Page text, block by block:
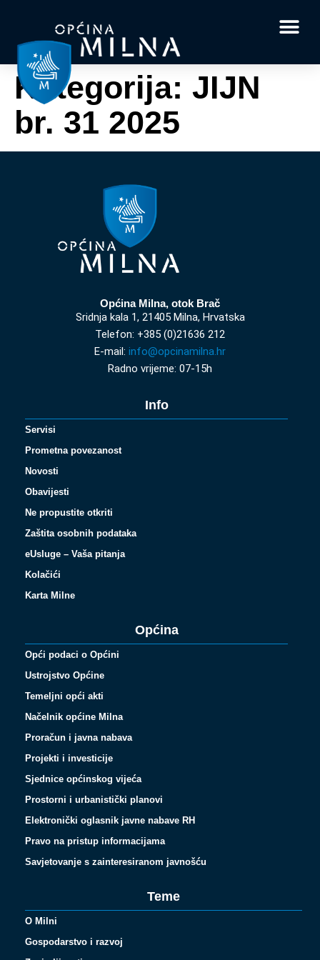
Kategorija: JIJN
br. 31 2025
Općina Milna, otok Brač
Sridnja kala 1, 21405 Milna, Hrvatska
Telefon: +385 (0)21636 212
E-mail: info@opcinamilna.hr
Radno vrijeme: 07-15h
Info
Servisi
Prometna povezanost
Novosti
Obavijesti
Ne propustite otkriti
Zaštita osobnih podataka
eUsluge – Vaša pitanja
Kolačići
Karta Milne
Općina
Opći podaci o Općini
Ustrojstvo Općine
Temeljni opći akti
Načelnik općine Milna
Proračun i javna nabava
Projekti i investicije
Sjednice općinskog vijeća
Prostorni i urbanistički planovi
Elektronički oglasnik javne nabave RH
Pravo na pristup informacijama
Savjetovanje s zainteresiranom javnošću
Teme
O Milni
Gospodarstvo i razvoj